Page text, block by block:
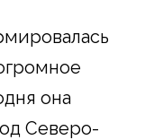
она
Северо-